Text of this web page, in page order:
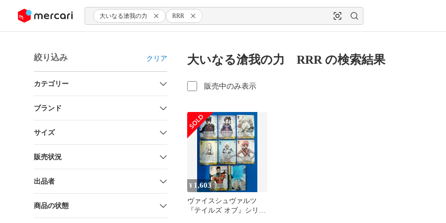
ツにスキップ 大いなる滄我の力 RRR
絞り込み クリア
カテゴリー
ブランド
サイズ
販売状況
出品者
商品の状態
大いなる滄我の力 RRR の検索結果
販売中のみ表示
¥ 1,603
ヴァイスシュヴァルツ
『テイルズ オブ』シリー